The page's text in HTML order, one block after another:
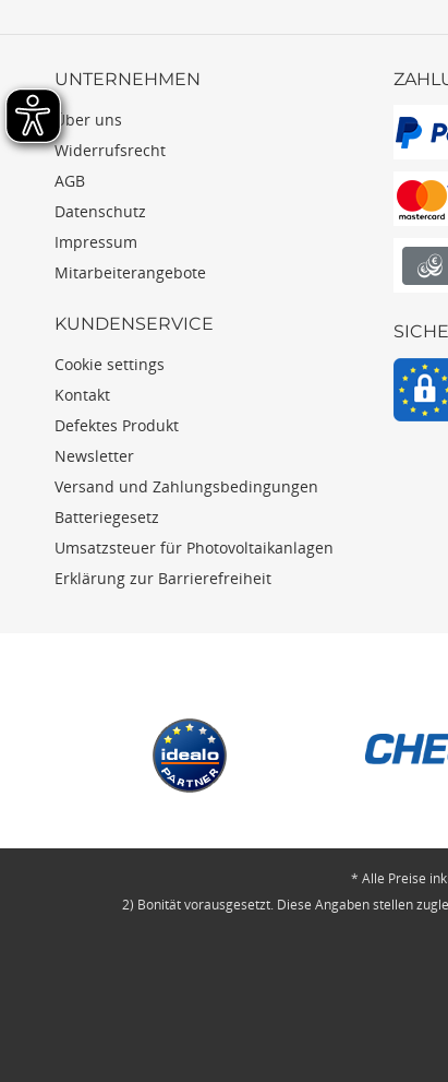
UNTERNEHMEN
Über uns
Widerrufsrecht
AGB
Datenschutz
Impressum
Mitarbeiterangebote
KUNDENSERVICE
Cookie settings
Kontakt
Defektes Produkt
Newsletter
Versand und Zahlungsbedingungen
Batteriegesetz
Umsatzsteuer für Photovoltaikanlagen
Erklärung zur Barrierefreiheit
* Alle Preise
2) Bonität vorausgesetzt. Diese Angaben stellen